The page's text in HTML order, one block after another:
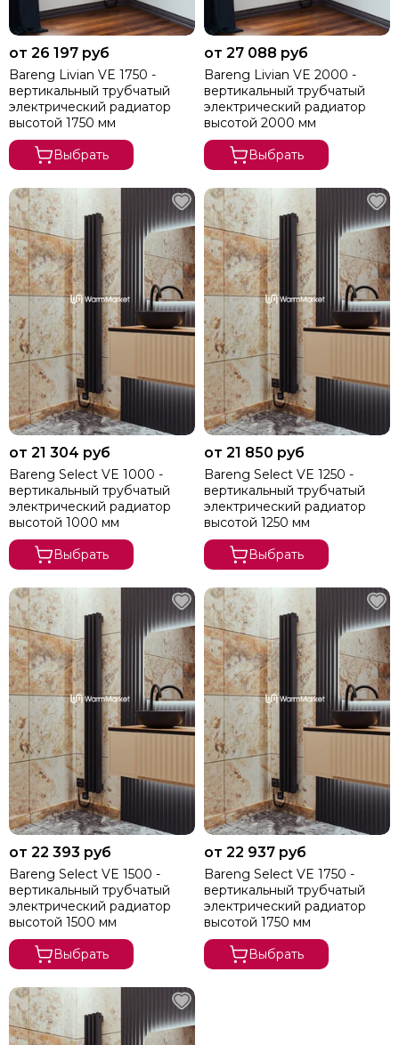
от 26 197 руб
Bareng Livian VE 1750 -
вертикальный трубчатый
электрический радиатор
высотой 1750 мм
Выбрать
от 27 088 руб
Bareng Livian VE 2000 -
вертикальный трубчатый
электрический радиатор
высотой 2000 мм
Выбрать
от 21 304 руб
Bareng Select VE 1000 -
вертикальный трубчатый
электрический радиатор
высотой 1000 мм
Выбрать
от 21 850 руб
Bareng Select VE 1250 -
вертикальный трубчатый
электрический радиатор
высотой 1250 мм
Выбрать
от 22 393 руб
Bareng Select VE 1500 -
вертикальный трубчатый
электрический радиатор
высотой 1500 мм
Выбрать
от 22 937 руб
Bareng Select VE 1750 -
вертикальный трубчатый
электрический радиатор
высотой 1750 мм
Выбрать